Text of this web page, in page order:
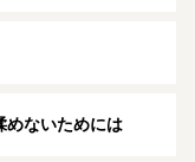
めないためには